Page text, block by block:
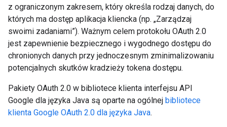
z ograniczonym zakresem, który określa rodzaj danych, do
których ma dostęp aplikacja kliencka (np. „Zarządzaj
swoimi zadaniami”). Ważnym celem protokołu OAuth 2.0
jest zapewnienie bezpiecznego i wygodnego dostępu do
chronionych danych przy jednoczesnym zminimalizowaniu
potencjalnych skutków kradzieży tokena dostępu.
Pakiety OAuth 2.0 w bibliotece klienta interfejsu API
Google dla języka Java są oparte na ogólnej bibliotece
klienta Google OAuth 2.0 dla języka Java.